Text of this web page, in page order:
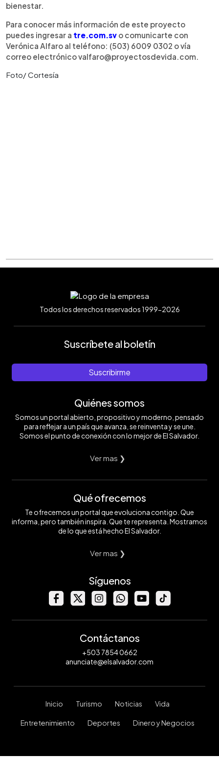
bienestar.
Para conocer más información de este proyecto
puedes ingresar a tre.com.sv o comunicarte con
Verónica Alfaro al teléfono: (503) 6009 0302 o vía
correo electrónico valfaro@proyectosdevida.com.
Foto/ Cortesía
Todos los derechos reservados 1999-2026
Suscríbete al boletín
Suscribirme
Quiénes somos
Somos un portal abierto, propositivo y moderno, pensado
para reflejar a un país que avanza, se reinventa y se une.
Somos el punto de conexión con lo mejor de El Salvador.
Ver mas ❯
Qué ofrecemos
Te ofrecemos un portal que evoluciona contigo. Que
informa, pero también inspira. Que te representa. Mostramos
de lo que está hecho El Salvador.
Ver mas ❯
Síguenos
Contáctanos
+503 7854 0662
anunciate@elsalvador.com
Inicio Turismo Noticias Vida
Entretenimiento Deportes Dinero y Negocios